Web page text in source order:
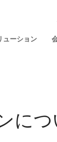
ューション
に